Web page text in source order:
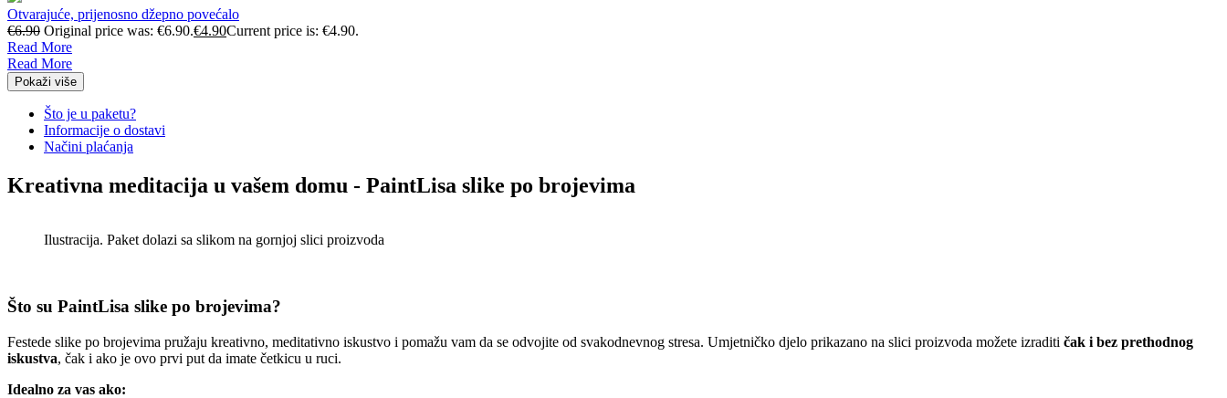
Otvarajuće, prijenosno džepno povećalo
€6.90 Original price was: €6.90.€4.90Current price is: €4.90.
Read More
Read More
Pokaži više
Što je u paketu?
Informacije o dostavi
Načini plaćanja
Kreativna meditacija u vašem domu - PaintLisa slike po brojevima
Ilustracija. Paket dolazi sa slikom na gornjoj slici proizvoda
Što su PaintLisa slike po brojevima?
Festede slike po brojevima pružaju kreativno, meditativno iskustvo i pomažu vam da se odvojite od svakodnevnog stresa. Umjetničko djelo prikazano na slici proizvoda možete izraditi čak i bez prethodnog
iskustva, čak i ako je ovo prvi put da imate četkicu u ruci.
Idealno za vas ako: